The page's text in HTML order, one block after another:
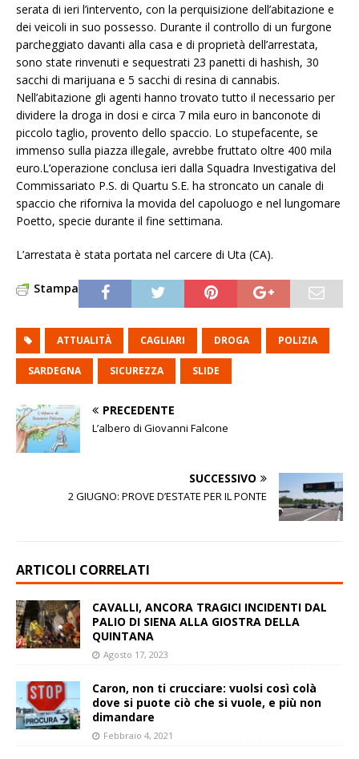
serata di ieri l’intervento, con la perquisizione dell’abitazione e
dei veicoli in suo possesso. Durante il controllo di un furgone
parcheggiato davanti alla casa e di proprietà dell’arrestata,
sono state rinvenuti e sequestrati 23 panetti di hashish, 30
sacchi di marijuana e 5 sacchi di resina di cannabis.
Nell’abitazione gli agenti hanno trovato tutto il necessario per
dividere la droga in dosi e circa 7 mila euro in banconote di
piccolo taglio, provento dello spaccio. Lo stupefacente, se
immenso sulla piazza illegale, avrebbe fruttato oltre 400 mila
euro.L’operazione conclusa ieri dalla Squadra Investigativa del
Commissariato P.S. di Quartu S.E. ha stroncato un canale di
spaccio che riforniva la movida del capoluogo e nel lungomare
Poetto, specie durante il fine settimana.
L’arrestata è stata portata nel carcere di Uta (CA).
Stampa
ATTUALITÀ CAGLIARI DROGA POLIZIA
SARDEGNA SICUREZZA SLIDE
PRECEDENTE
L’albero di Giovanni Falcone
SUCCESSIVO
2 GIUGNO: PROVE D’ESTATE PER IL PONTE
ARTICOLI CORRELATI
CAVALLI, ANCORA TRAGICI INCIDENTI DAL
PALIO DI SIENA ALLA GIOSTRA DELLA
QUINTANA
Agosto 17, 2023
Caron, non ti crucciare: vuolsi così colà
dove si puote ciò che si vuole, e più non
dimandare
Febbraio 4, 2021